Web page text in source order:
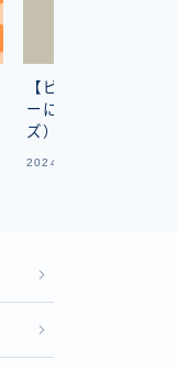
【ビジネスフリー
ーに乗る年配男性
ズ）のイラスト
2024.09.04